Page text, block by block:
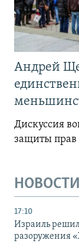
Андрей
Дискуссия
защиты
НОВОСТИ
17:10
Израиль решил
разоружения